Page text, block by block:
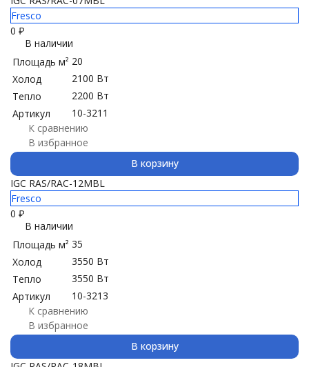
Fresco
0 ₽
В наличии
Площадь м² 20
Холод
2100 Вт
Тепло
2200 Вт
Артикул
10-3211
К сравнению
В избранное
В корзину
IGC RAS/RAC-12MBL
Fresco
0 ₽
В наличии
Площадь м² 35
Холод
3550 Вт
Тепло
3550 Вт
Артикул
10-3213
К сравнению
В избранное
В корзину